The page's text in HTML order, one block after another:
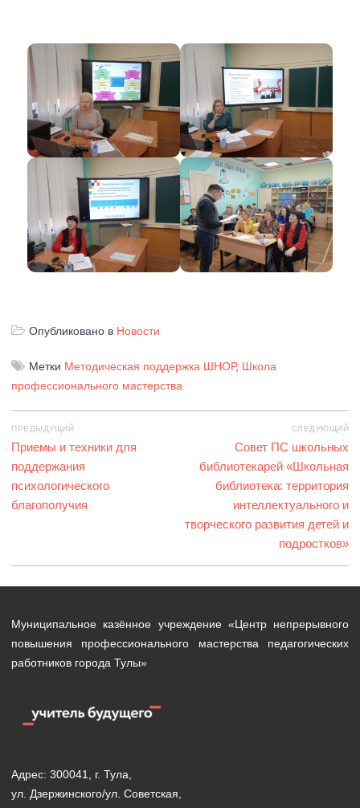
Опубликовано в Новости
Метки Методическая поддержка ШНОР, Школа
профессионального мастерства
Навигация
по
записям
ПРЕДЫДУЩИЙ
Предыдущая
запись:
Приемы и техники для
поддержания
психологического
благополучия
СЛЕДУЮЩИЙ
Следующая
запись:
Совет ПС школьных
библиотекарей «Школьная
библиотека: территория
интеллектуального и
творческого развития детей и
подростков»
Муниципальное казённое учреждение «Центр непрерывного
повышения профессионального мастерства педагогических
работников города Тулы»
Адрес: 300041, г. Тула,
ул. Дзержинского/ул. Советская,